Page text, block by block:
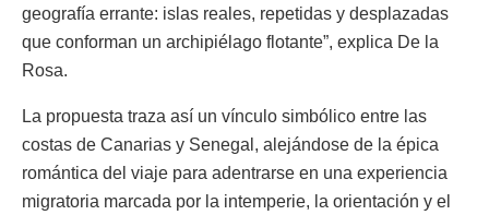
geografía errante: islas reales, repetidas y desplazadas
que conforman un archipiélago flotante”, explica De la
Rosa.
La propuesta traza así un vínculo simbólico entre las
costas de Canarias y Senegal, alejándose de la épica
romántica del viaje para adentrarse en una experiencia
migratoria marcada por la intemperie, la orientación y el